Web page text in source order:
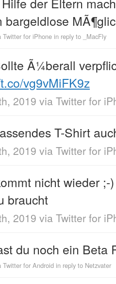
bargeldlose
Twitter for iPhone in reply to _MacFly
Ã¼berall
vg9vMiFK9z
2019 via Twitter for
T-Shirt
2019 via Twitter for
nicht wieder
braucht
2019 via Twitter for
du noch ein Beta
Twitter for Android in reply to Netzvater